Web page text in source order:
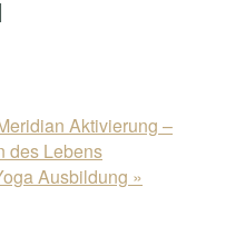
Aktivierung –
des Lebens
Ausbildung »